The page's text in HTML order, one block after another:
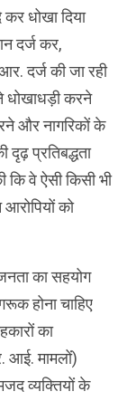
धोखा दिया
दर्ज कर,
दर्ज की जा रही
धोखाधड़ी करने
और नागरिकों के
प्रतिबद्धता
वे ऐसी किसी भी
को
का सहयोग
होना चाहिए
का
आई. मामलों)
व्यक्तियों के